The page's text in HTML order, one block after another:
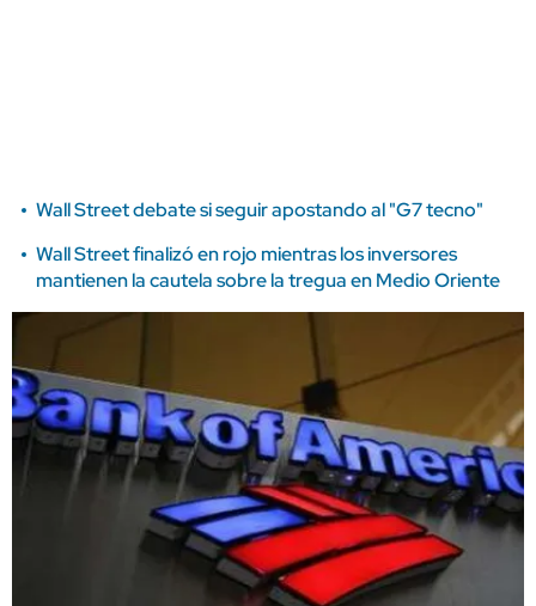
Wall Street debate si seguir apostando al "G7 tecno"
Wall Street finalizó en rojo mientras los inversores
mantienen la cautela sobre la tregua en Medio Oriente